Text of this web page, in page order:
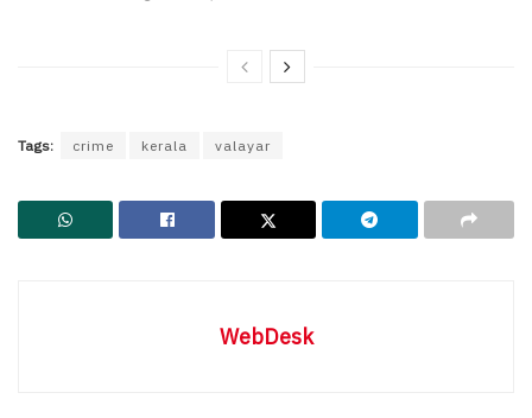
Tags: crime kerala valayar
WebDesk